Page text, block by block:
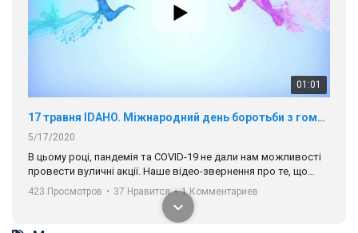
солідарності, приєднатися до нас. Регіональні підрозділи
ГАУ є в 16 областях України.
Разом наш голос лунає гучніше!